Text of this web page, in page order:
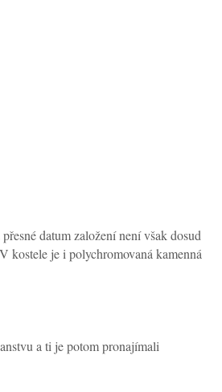
datum založení není však dosud
kostele je i polychromovaná kamenná
a ti je potom pronajímali